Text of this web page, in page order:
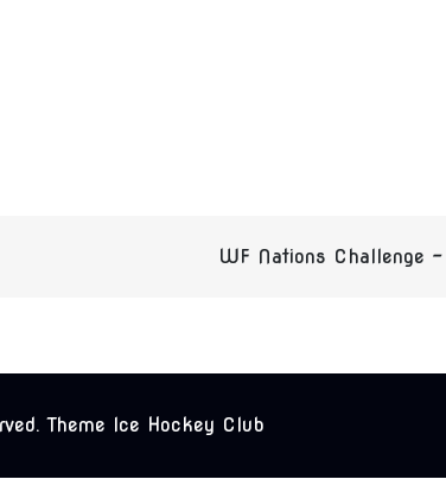
WF Nations Challenge
Theme Ice Hockey Club